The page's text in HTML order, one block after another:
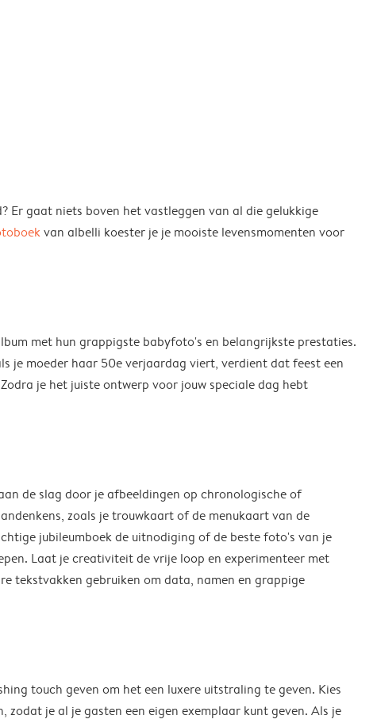
gaat niets boven het vastleggen van al die gelukkige
van albelli koester je je mooiste levensmomenten voor
met hun grappigste babyfoto's en belangrijkste prestaties.
je moeder haar 50e verjaardag viert, verdient dat feest een
je het juiste ontwerp voor jouw speciale dag hebt
de slag door je afbeeldingen op chronologische of
zoals je trouwkaart of de menukaart van de
jubileumboek de uitnodiging of de beste foto's van je
Laat je creativiteit de vrije loop en experimenteer met
tekstvakken gebruiken om data, namen en grappige
touch geven om het een luxere uitstraling te geven. Kies
je al je gasten een eigen exemplaar kunt geven. Als je